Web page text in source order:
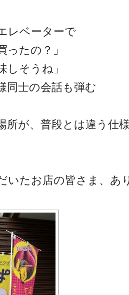
レベーターで
ったの？」
しそうね」
同士の会話も弾む
所が、普段とは違う仕
いたお店の皆さま、あ